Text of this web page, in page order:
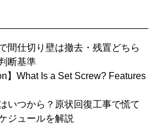
間仕切り壁は撤去・残置どちら
断基準
】What Is a Set Screw? Features
いつから？原状回復工事で慌て
ジュールを解説